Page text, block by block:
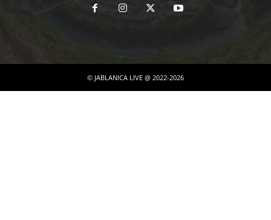
© JABLANICA LIVE @ 2022-2026